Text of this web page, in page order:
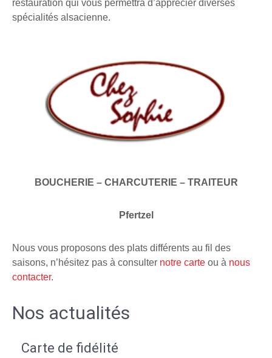
restauration qui vous permettra d’apprécier diverses
spécialités alsacienne.
BOUCHERIE – CHARCUTERIE – TRAITEUR
Pfertzel
Nous vous proposons des plats différents au fil des
saisons, n’hésitez pas à consulter notre carte ou à nous
contacter.
Nos actualités
Carte de fidélité